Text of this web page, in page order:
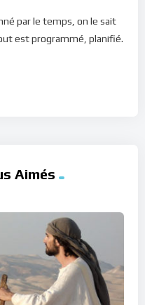
par le temps, on le sait
est programmé, planifié.
Aimés